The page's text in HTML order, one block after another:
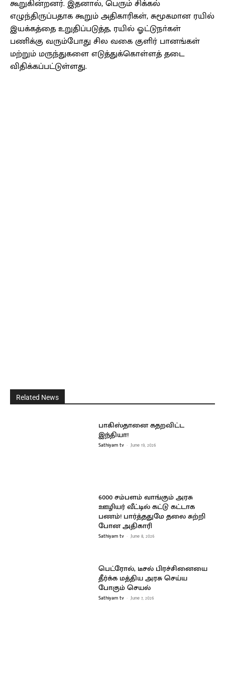
கூறுகின்றனர். இதனால், பெரும் சிக்கல்
எழுந்திருப்பதாக கூறும் அதிகாரிகள், சுமூகமான ரயில்
இயக்கத்தை உறுதிப்படுத்த, ரயில் ஓட்டுநா்கள்
பணிக்கு வரும்போது சில வகை குளிர் பானங்கள்
மற்றும் மருந்துகளை எடுத்துக்கொள்ளத் தடை
விதிக்கப்பட்டுள்ளது.
Related News
பாகிஸ்தானை கதறவிட்ட
இந்தியா!
Sathiyam tv - June 19, 2026
6000 சம்பளம் வாங்கும் அரசு
ஊழியர் வீட்டில் கட்டு கட்டாக
பணம்! பார்த்ததுமே தலை சுற்றி
போன அதிகாரி
Sathiyam tv - June 8, 2026
பெட்ரோல், டீசல் பிரச்சினையை
தீர்க்க மத்திய அரசு செய்ய
போகும் செயல்
Sathiyam tv - June 7, 2026